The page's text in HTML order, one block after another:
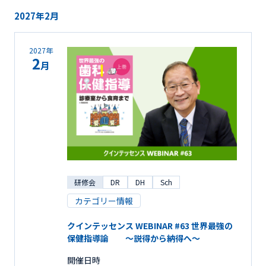
2027年2月
2027年
2月
研修会 DR DH Sch
カテゴリー情報
クインテッセンス WEBINAR #63 世界最強の
保健指導論 ～説得から納得へ～
開催日時